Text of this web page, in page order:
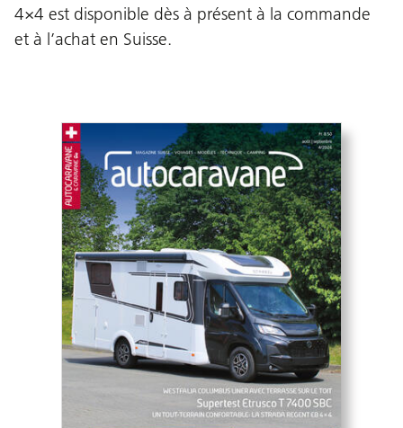
4×4 est disponible dès à présent à la commande
et à l’achat en Suisse.